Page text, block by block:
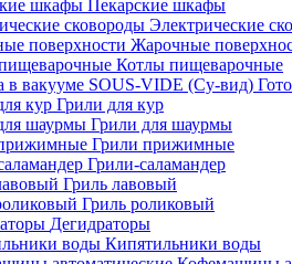
Пекарские шкафы
Электрические
Жарочные
Котлы пищеварочные
Грили для кур
Грили для шаурмы
Грили прижимные
Грили-саламандер
Гриль лавовый
Гриль роликовый
Дегидраторы
Кипятильники воды